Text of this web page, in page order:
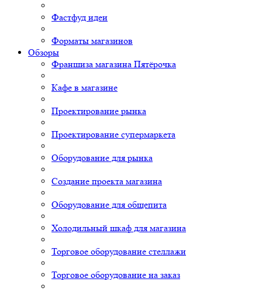
Фастфуд идеи
Форматы магазинов
Обзоры
Франшиза магазина Пятёрочка
Кафе в магазине
Проектирование рынка
Проектирование супермаркета
Оборудование для рынка
Создание проекта магазина
Оборудование для общепита
Холодильный шкаф для магазина
Торговое оборудование стеллажи
Торговое оборудование на заказ